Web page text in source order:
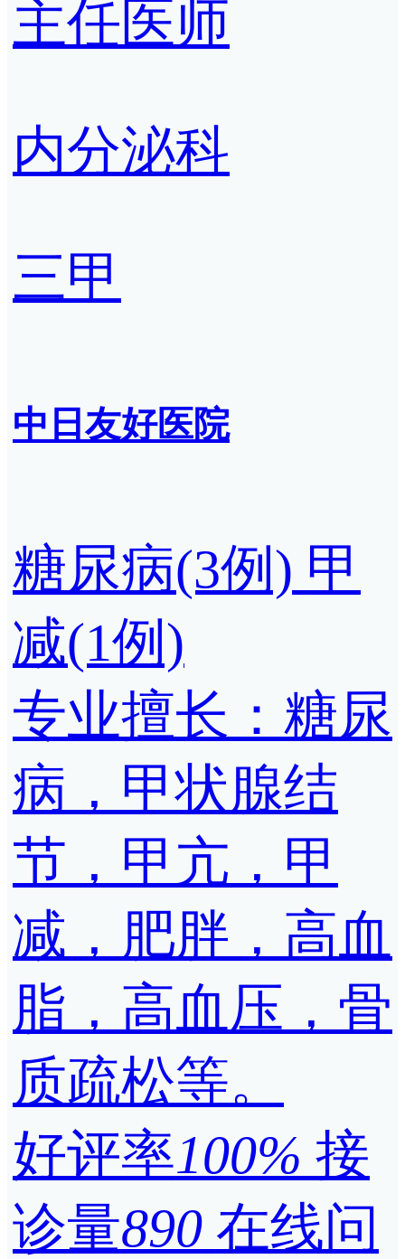
主任医师
内分泌科
三甲
中日友好医院
糖尿病(3例) 甲
减(1例)
专业擅长：糖尿
病，甲状腺结
节，甲亢，甲
减，肥胖，高血
脂，高血压，骨
质疏松等。
好评率100% 接
诊量890 在线问